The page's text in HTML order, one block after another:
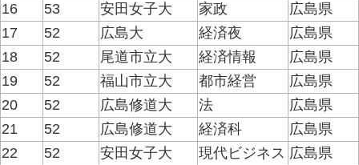
16
53 安田女子大 家政
広島県
17
52 広島大 経済夜
広島県
18
52 尾道市立大 経済情報
広島県
19
52 福山市立大 都市経営
広島県
20
52 広島修道大 法
広島県
21
52 広島修道大 経済科
広島県
22
52 安田女子大 現代ビジネス 広島県